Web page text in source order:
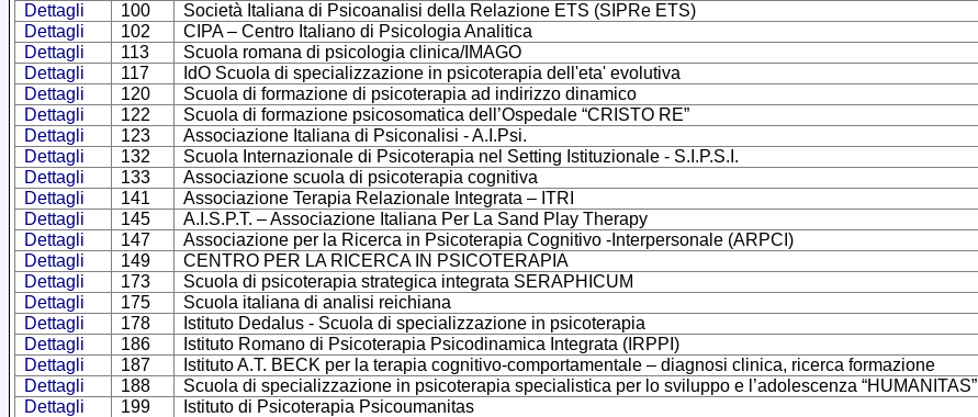
Dettagli
100
Società Italiana di Psicoanalisi della Relazione ETS (SIPRe ETS)
Dettagli
102
CIPA – Centro Italiano di Psicologia Analitica
Dettagli
113
Scuola romana di psicologia clinica/IMAGO
Dettagli
117
IdO Scuola di specializzazione in psicoterapia dell'eta' evolutiva
Dettagli
120
Scuola di formazione di psicoterapia ad indirizzo dinamico
Dettagli
122
Scuola di formazione psicosomatica dell’Ospedale “CRISTO RE”
Dettagli
123
Associazione Italiana di Psiconalisi - A.I.Psi.
Dettagli
132
Scuola Internazionale di Psicoterapia nel Setting Istituzionale - S.I.P.S.I.
Dettagli
133
Associazione scuola di psicoterapia cognitiva
Dettagli
141
Associazione Terapia Relazionale Integrata – ITRI
Dettagli
145
A.I.S.P.T. – Associazione Italiana Per La Sand Play Therapy
Dettagli
147
Associazione per la Ricerca in Psicoterapia Cognitivo -Interpersonale (ARPCI)
Dettagli
149
CENTRO PER LA RICERCA IN PSICOTERAPIA
Dettagli
173
Scuola di psicoterapia strategica integrata SERAPHICUM
Dettagli
175
Scuola italiana di analisi reichiana
Dettagli
178
Istituto Dedalus - Scuola di specializzazione in psicoterapia
Dettagli
186
Istituto Romano di Psicoterapia Psicodinamica Integrata (IRPPI)
Dettagli
187
Istituto A.T. BECK per la terapia cognitivo-comportamentale – diagnosi clinica, ricerca formazione
Dettagli
188
Scuola di specializzazione in psicoterapia specialistica per lo sviluppo e l’adolescenza “HUMANITAS”
Dettagli
199
Istituto di Psicoterapia Psicoumanitas